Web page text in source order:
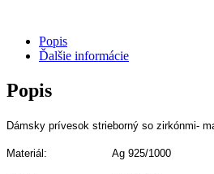
Popis
Ďalšie informácie
Popis
Dámsky prívesok strieborný so zirkónmi-
Materiál: Ag 925/1000